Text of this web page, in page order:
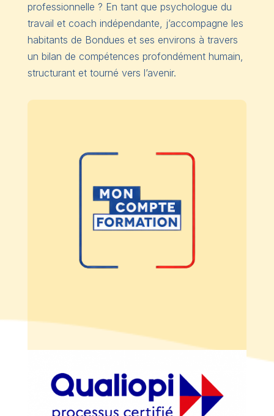
professionnelle ? En tant que psychologue du
travail et coach indépendante, j’accompagne les
habitants de Bondues et ses environs à travers
un bilan de compétences profondément humain,
structurant et tourné vers l’avenir.